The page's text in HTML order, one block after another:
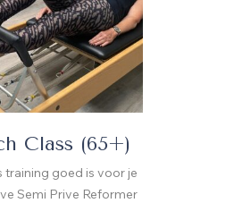
Class (65+)
training goed is voor je
Semi Prive Reformer